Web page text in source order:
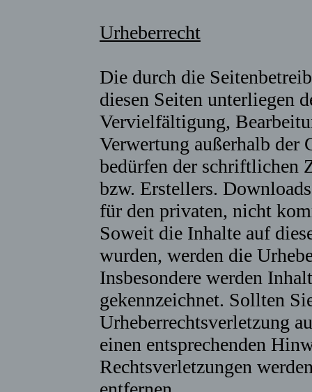
Urheberrecht
Die durch die
diesen Seiten unterliegen
Vervielfältigung,
Verwertung außerhalb der
bedürfen der schriftlichen
bzw. Erstellers.
für den privaten, nicht
Soweit die Inhalte auf
wurden, werden die
Insbesondere werden
gekennzeichnet. Sollten
Urheberrechtsverletzung
einen entsprechenden
Rechtsverletzungen